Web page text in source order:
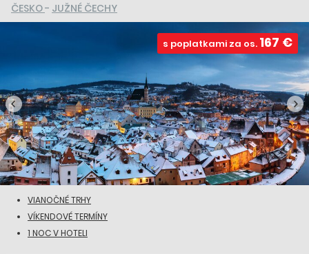
ČESKO- JUŽNÉ ČECHY
s poplatkami za os. 167 €
VIANOČNÉ TRHY
VÍKENDOVÉ TERMÍNY
1 NOC V HOTELI